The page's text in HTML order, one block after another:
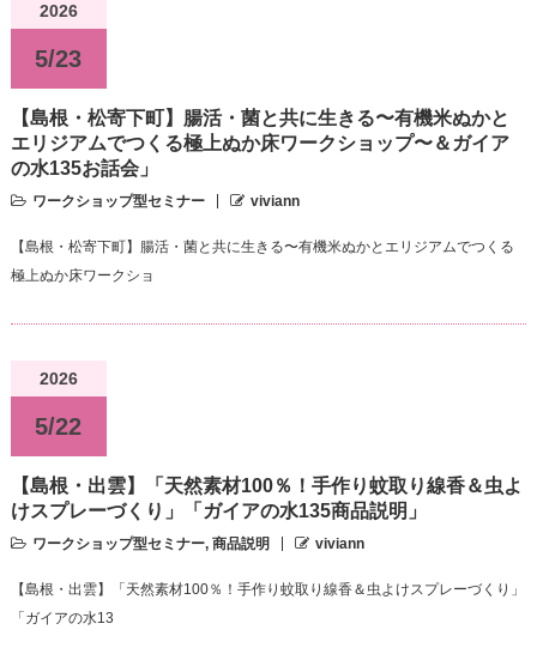
2026
5/23
【島根・松寄下町】腸活・菌と共に生きる〜有機米ぬかと
エリジアムでつくる極上ぬか床ワークショップ〜＆ガイア
の水135お話会」
ワークショップ型セミナー viviann
【島根・松寄下町】腸活・菌と共に生きる〜有機米ぬかとエリジアムでつくる
極上ぬか床ワークショ
2026
5/22
【島根・出雲】「天然素材100％！手作り蚊取り線香＆虫よ
けスプレーづくり」「ガイアの水135商品説明」
ワークショップ型セミナー, 商品説明 viviann
【島根・出雲】「天然素材100％！手作り蚊取り線香＆虫よけスプレーづくり」
「ガイアの水13